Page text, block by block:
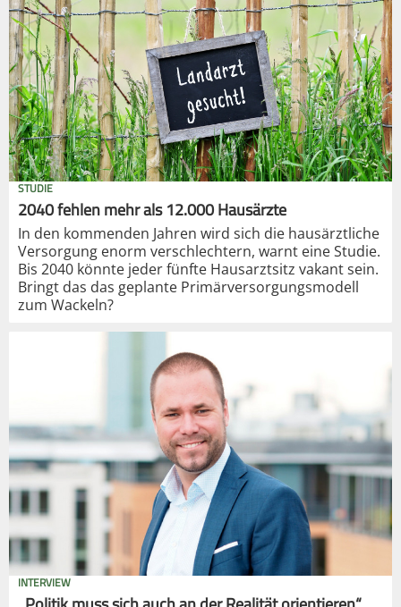
STUDIE
2040 fehlen mehr als 12.000 Hausärzte
In den kommenden Jahren wird sich die hausärztliche
Versorgung enorm verschlechtern, warnt eine Studie.
Bis 2040 könnte jeder fünfte Hausarztsitz vakant sein.
Bringt das das geplante Primärversorgungsmodell
zum Wackeln?
INTERVIEW